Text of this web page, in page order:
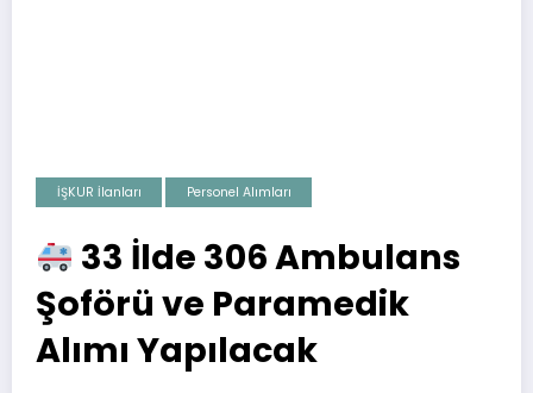
İŞKUR İlanları Personel Alımları
33 İlde 306 Ambulans
Şoförü ve Paramedik
Alımı Yapılacak